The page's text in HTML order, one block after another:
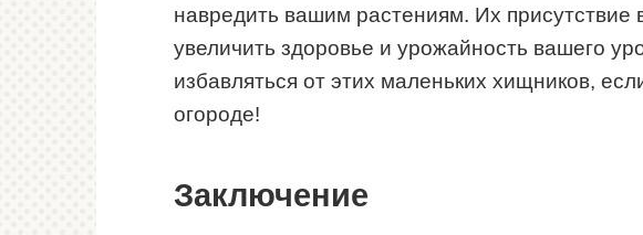
навредить вашим растениям. Их присутствие
увеличить здоровье и урожайность вашего
избавляться от этих маленьких хищников,
огороде!
Заключение